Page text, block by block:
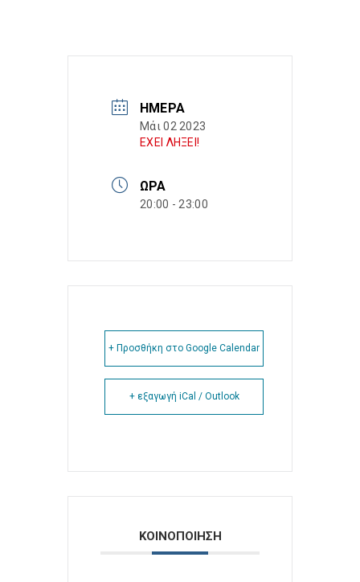
ΗΜΈΡΑ
Μάι 02 2023
ΕΧΕΙ ΛΗΞΕΙ!
ΏΡΑ
20:00 - 23:00
+ Προσθήκη στο Google Calendar
+ εξαγωγή iCal / Outlook
ΚΟΙΝΟΠΟΙΗΣΗ